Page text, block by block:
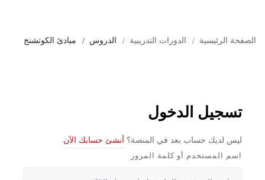
الصفحة الرئيسية الدورات التدريبية الدروس مبادئ الكوتشنج
تسجيل الدخول
ليس لديك حساب بعد في المنصة؟
أنشئ حسابك الآن
اسم المستخدم أو كلمة المرور